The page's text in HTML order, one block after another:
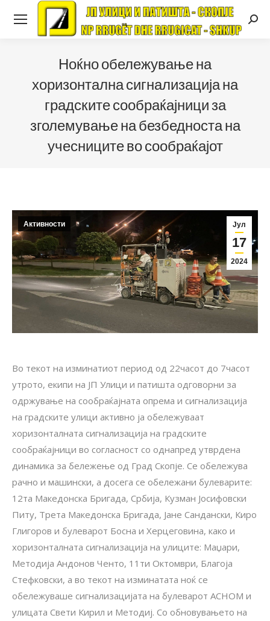
Ноќно обележување на
хоризонтална сигнализација на
градските сообраќајници за
зголемување на безбедноста на
учесниците во сообраќајот
Јул
17
2024
Активности
Во текот на изминатиот период од 22часот до 7часот
утрото, екипи на ЈП Улици и патишта одговорни за
одржување на сообраќајната опрема и сигнализација
на градските улици активно ја обележуваат
хоризонталната сигнализација на градските
сообраќајници во согласност со однапред утврдена
динамика за бележење од Град Скопје. Се обележува
рачно и машински, а досега се обележани булеварите:
12та Македонска Бригада, Србија, Кузман Јосифовски
Питу, Трета Македонска Бригада, Јане Сандански, Киро
Глигоров и булеварот Босна и Херцеговина, како и
хоризонталната сигнализација на улиците: Маџари,
Методија Андонов Ченто, 11ти Октомври, Благоја
Стефковски, а во текот на изминатата ноќ се
обележуваше сигнализацијата на булеварот АСНОМ и
улицата Свети Кирил и Методиј. Со обновувањето на